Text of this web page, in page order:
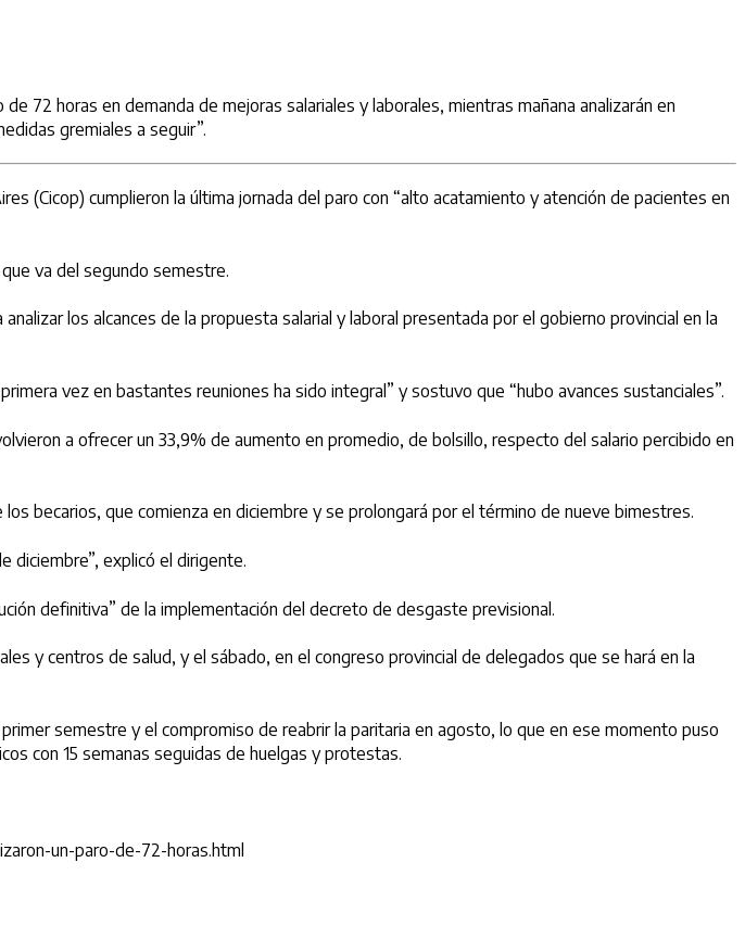
72 horas en demanda de mejoras salariales y laborales, mientras mañana analizarán en
gremiales a seguir”.
(Cicop) cumplieron la última jornada del paro con “alto acatamiento y atención de pacientes en
va del segundo semestre.
los alcances de la propuesta salarial y laboral presentada por el gobierno provincial en la
vez en bastantes reuniones ha sido integral” y sostuvo que “hubo avances sustanciales”.
a ofrecer un 33,9% de aumento en promedio, de bolsillo, respecto del salario percibido en
becarios, que comienza en diciembre y se prolongará por el término de nueve bimestres.
diciembre”, explicó el dirigente.
definitiva” de la implementación del decreto de desgaste previsional.
y centros de salud, y el sábado, en el congreso provincial de delegados que se hará en la
semestre y el compromiso de reabrir la paritaria en agosto, lo que en ese momento puso
con 15 semanas seguidas de huelgas y protestas.
un-paro-de-72-horas.html